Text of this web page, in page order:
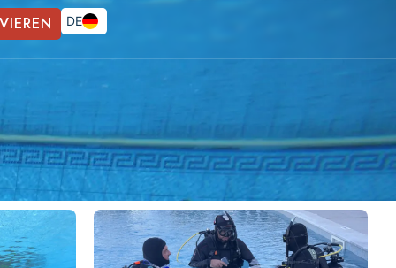
DE